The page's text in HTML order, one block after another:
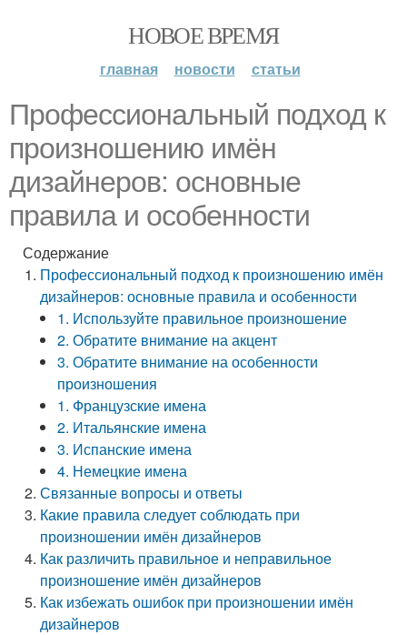
НОВОЕ ВРЕМЯ
главная новости статьи
Профессиональный подход к
произношению имён
дизайнеров: основные
правила и особенности
Содержание
Профессиональный подход к произношению имён
дизайнеров: основные правила и особенности
1. Используйте правильное произношение
2. Обратите внимание на акцент
3. Обратите внимание на особенности
произношения
1. Французские имена
2. Итальянские имена
3. Испанские имена
4. Немецкие имена
Связанные вопросы и ответы
Какие правила следует соблюдать при
произношении имён дизайнеров
Как различить правильное и неправильное
произношение имён дизайнеров
Как избежать ошибок при произношении имён
дизайнеров